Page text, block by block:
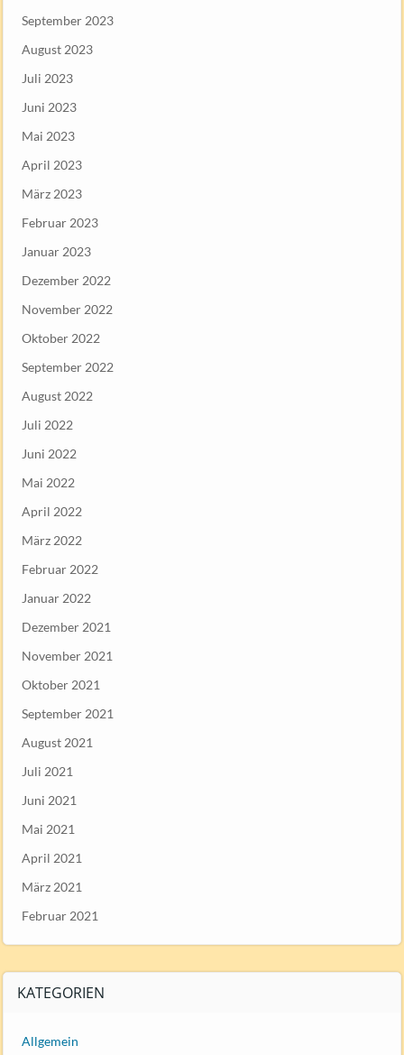
September 2023
August 2023
Juli 2023
Juni 2023
Mai 2023
April 2023
März 2023
Februar 2023
Januar 2023
Dezember 2022
November 2022
Oktober 2022
September 2022
August 2022
Juli 2022
Juni 2022
Mai 2022
April 2022
März 2022
Februar 2022
Januar 2022
Dezember 2021
November 2021
Oktober 2021
September 2021
August 2021
Juli 2021
Juni 2021
Mai 2021
April 2021
März 2021
Februar 2021
KATEGORIEN
Allgemein